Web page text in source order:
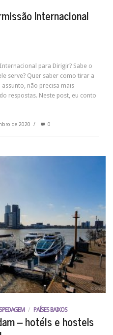
Internacional
para Dirigir? Sabe o
serve? Quer saber como tirar a
assunto, não precisa mais
respostas. Neste post, eu conto
de 2020 / 0
/ PAÍSES BAIXOS
– hotéis e hostels